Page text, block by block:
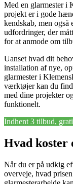
Med en glarmester i
projekt er i gode
kendskab, men også
udfordringer, der
for at anmode om
Uanset hvad dit
installation af nye,
glarmester i
værktøjer kan du
med dine projekter
funktionelt.
Indhent 3 tilbud,
Hvad koster
Når du er på udkig
overveje, hvad